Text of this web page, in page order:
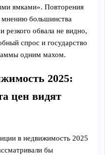
ямками». Повторения
мнению большинства
резкого обвала не видно,
спрос и государство
одним махом.
2025:
цен видят
в недвижимость 2025
бы